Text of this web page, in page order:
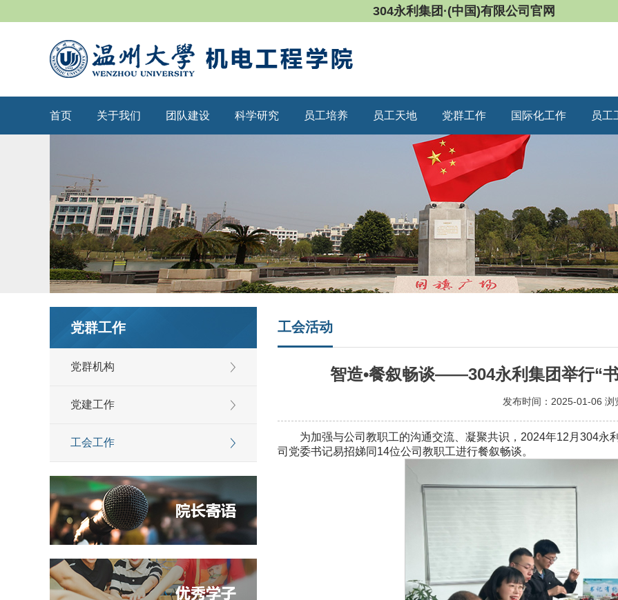
304永利集团·(中国)有限公司官网
首页 关于我们 团队建设 科学研究 员工培养 员工天地 党群工作 国际化工作 员工
党群工作
党群机构
党建工作
工会工作
工会活动
智造•餐叙畅谈——304永利集团举行“书
发布时间：2025-01-06 浏
为加强与公司教职工的沟通交流、凝聚共识，2024年12月304永
司党委书记易招娣同14位公司教职工进行餐叙畅谈。